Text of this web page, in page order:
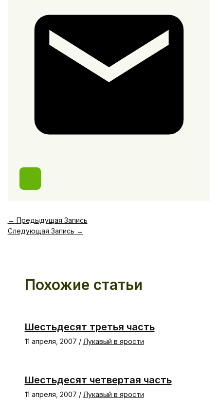
← Предыдущая Запись
Следующая Запись →
Похожие статьи
Шестьдесят третья часть
11 апреля, 2007 / Лукавый в ярости
Шестьдесят четвертая часть
11 апреля, 2007 / Лукавый в ярости